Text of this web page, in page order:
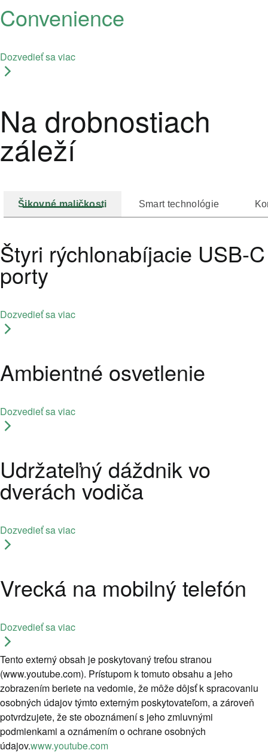
Convenience
Dozvedieť sa viac
Na drobnostiach
záleží
Šikovné maličkosti Smart technológie
Štyri rýchlonabíjacie USB-C
porty
Dozvedieť sa viac
Ambientné osvetlenie
Dozvedieť sa viac
Udržateľný dáždnik vo
dverách vodiča
Dozvedieť sa viac
Vrecká na mobilný telefón
Dozvedieť sa viac
Tento externý obsah je poskytovaný treťou stranou
(www.youtube.com). Prístupom k tomuto obsahu a jeho
zobrazením beriete na vedomie, že môže dôjsť k spracovaniu
osobných údajov týmto externým poskytovateľom, a zároveň
potvrdzujete, že ste oboznámení s jeho zmluvnými
podmienkami a oznámením o ochrane osobných
údajov.www.youtube.com